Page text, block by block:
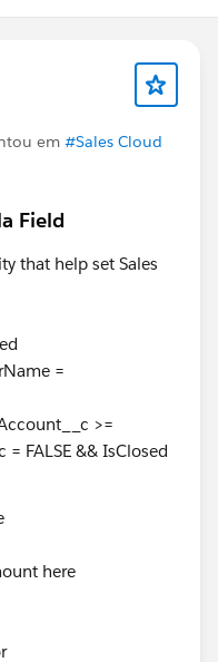
em #Sales Cloud
Field
that help set Sales
=
>=
FALSE && IsClosed
here